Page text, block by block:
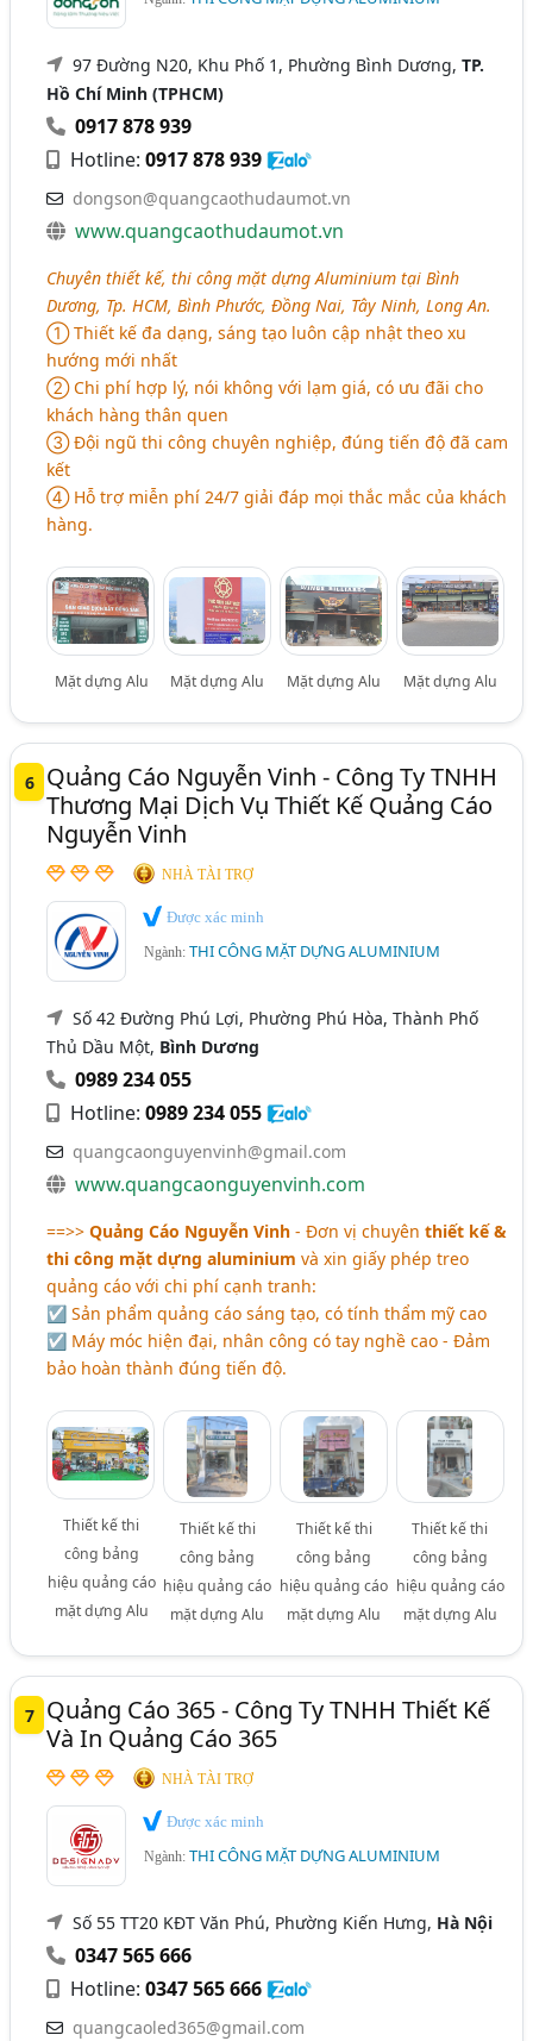
97 Đường N20, Khu Phố 1, Phường Bình Dương,TP.
Hồ Chí Minh (TPHCM)
0917 878 939
Hotline:0917 878 939
dongson@quangcaothudaumot.vn
www.quangcaothudaumot.vn
Chuyên thiết kế, thi công mặt dựng Aluminium tại Bình
Dương, Tp. HCM, Bình Phước, Đồng Nai, Tây Ninh, Long An.
➀ Thiết kế đa dạng, sáng tạo luôn cập nhật theo xu
hướng mới nhất
➁ Chi phí hợp lý, nói không với lạm giá, có ưu đãi cho
khách hàng thân quen
➂ Đội ngũ thi công chuyên nghiệp, đúng tiến độ đã cam
kết
➃ Hỗ trợ miễn phí 24/7 giải đáp mọi thắc mắc của khách
hàng.
Mặt dựng Alu Mặt dựng Alu Mặt dựng Alu Mặt dựng Alu
6
Quảng Cáo Nguyễn Vinh - Công Ty TNHH
Thương Mại Dịch Vụ Thiết Kế Quảng Cáo
Nguyễn Vinh
NHÀ TÀI TRỢ
Được xác minh
Ngành:THI CÔNG MẶT DỰNG ALUMINIUM
Số 42 Đường Phú Lợi, Phường Phú Hòa, Thành Phố
Thủ Dầu Một, Bình Dương
0989 234 055
Hotline:0989 234 055
quangcaonguyenvinh@gmail.com
www.quangcaonguyenvinh.com
==>>Quảng Cáo Nguyễn Vinh - Đơn vị chuyênthiết kế &
thi công mặt dựng aluminium và xin giấy phép treo
quảng cáo với chi phí cạnh tranh:
☑ Sản phẩm quảng cáo sáng tạo, có tính thẩm mỹ cao
☑ Máy móc hiện đại, nhân công có tay nghề cao - Đảm
bảo hoàn thành đúng tiến độ.
Thiết kế thi
công bảng
hiệu quảng cáo
mặt dựng Alu
Thiết kế thi
công bảng
hiệu quảng cáo
mặt dựng Alu
Thiết kế thi
công bảng
hiệu quảng cáo
mặt dựng Alu
Thiết kế thi
công bảng
hiệu quảng cáo
mặt dựng Alu
7
Quảng Cáo 365 - Công Ty TNHH Thiết Kế
Và In Quảng Cáo 365
NHÀ TÀI TRỢ
Được xác minh
Ngành:THI CÔNG MẶT DỰNG ALUMINIUM
Số 55 TT20 KĐT Văn Phú, Phường Kiến Hưng, Hà Nội
0347 565 666
Hotline:0347 565 666
quangcaoled365@gmail.com